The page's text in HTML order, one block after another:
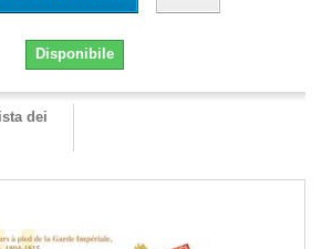
Disponibile
dei